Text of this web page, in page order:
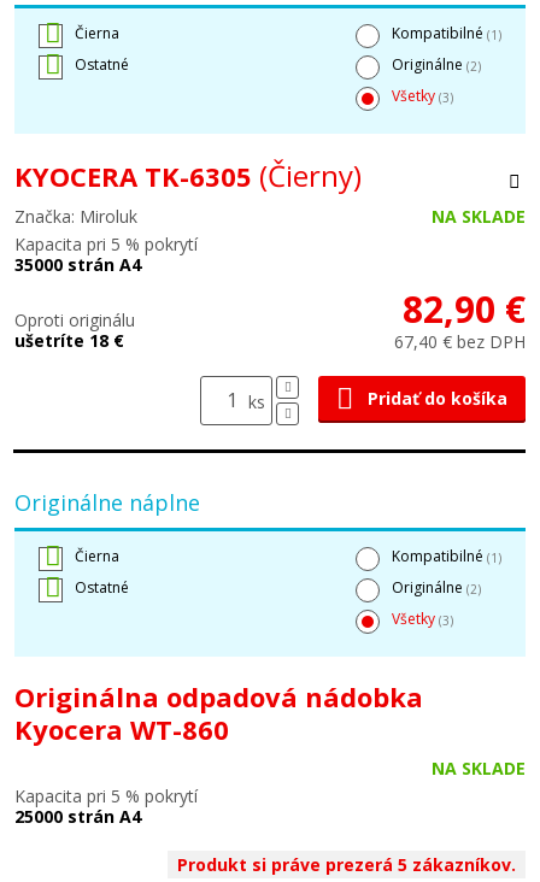
Čierna
Ostatné
Kompatibilné (1)
Originálne (2)
Všetky (3)
KYOCERA TK-6305 (Čierny)
Značka: Miroluk
NA SKLADE
Kapacita pri 5 % pokrytí
35000 strán A4
Oproti originálu
ušetríte 18 €
82,90 €
67,40 € bez DPH
ks Pridať do košíka
Originálne náplne
Čierna
Ostatné
Kompatibilné (1)
Originálne (2)
Všetky (3)
Originálna odpadová nádobka
Kyocera WT-860
NA SKLADE
Kapacita pri 5 % pokrytí
25000 strán A4
Produkt si práve prezerá 5 zákazníkov.